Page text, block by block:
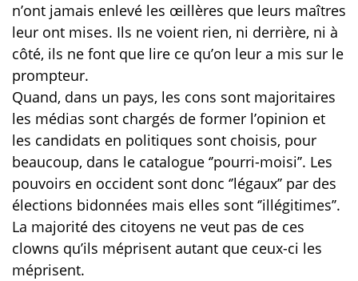
n’ont jamais enlevé les œillères que leurs maîtres
leur ont mises. Ils ne voient rien, ni derrière, ni à
côté, ils ne font que lire ce qu’on leur a mis sur le
prompteur.
Quand, dans un pays, les cons sont majoritaires
les médias sont chargés de former l’opinion et
les candidats en politiques sont choisis, pour
beaucoup, dans le catalogue ‘’pourri-moisi’’. Les
pouvoirs en occident sont donc ‘’légaux’’ par des
élections bidonnées mais elles sont ‘’illégitimes’’.
La majorité des citoyens ne veut pas de ces
clowns qu’ils méprisent autant que ceux-ci les
méprisent.